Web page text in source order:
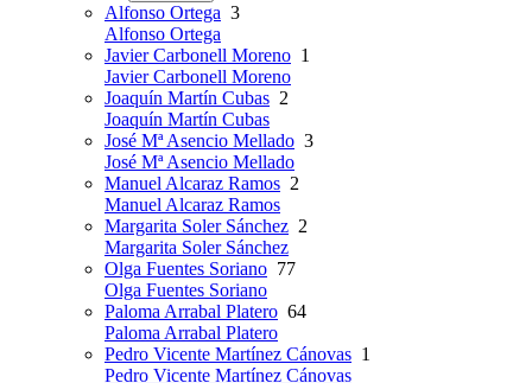
Alfonso Ortega 3
Alfonso Ortega
Javier Carbonell Moreno 1
Javier Carbonell Moreno
Joaquín Martín Cubas 2
Joaquín Martín Cubas
José Mª Asencio Mellado 3
José Mª Asencio Mellado
Manuel Alcaraz Ramos 2
Manuel Alcaraz Ramos
Margarita Soler Sánchez 2
Margarita Soler Sánchez
Olga Fuentes Soriano 77
Olga Fuentes Soriano
Paloma Arrabal Platero 64
Paloma Arrabal Platero
Pedro Vicente Martínez Cánovas 1
Pedro Vicente Martínez Cánovas